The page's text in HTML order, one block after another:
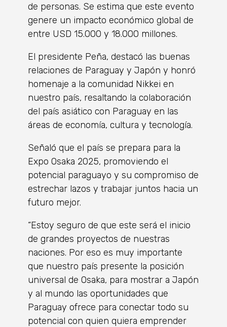
de personas. Se estima que este evento
genere un impacto económico global de
entre USD 15.000 y 18.000 millones.
El presidente Peña, destacó las buenas
relaciones de Paraguay y Japón y honró
homenaje a la comunidad Nikkei en
nuestro país, resaltando la colaboración
del país asiático con Paraguay en las
áreas de economía, cultura y tecnología.
Señaló que el país se prepara para la
Expo Osaka 2025, promoviendo el
potencial paraguayo y su compromiso de
estrechar lazos y trabajar juntos hacia un
futuro mejor.
“Estoy seguro de que este será el inicio
de grandes proyectos de nuestras
naciones. Por eso es muy importante
que nuestro país presente la posición
universal de Osaka, para mostrar a Japón
y al mundo las oportunidades que
Paraguay ofrece para conectar todo su
potencial con quien quiera emprender